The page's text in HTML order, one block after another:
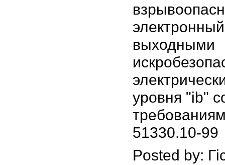
выходными
уровня "ib"
51330.10-99
Posted by: